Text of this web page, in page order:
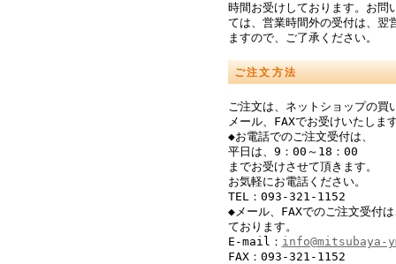
時間お受けしております。お問
ては、営業時間外の受付は、翌
ますので、ご了承ください。
ご注文方法
ご注文は、ネットショップの買
メール、FAXでお受けいたしま
◆お電話でのご注文受付は、
平日は、9：00～18：00
までお受けさせて頂きます。
お気軽にお電話ください。
TEL：093-321-1152
◆メール、FAXでのご注文受付
ております。
E-mail： info@mitsubaya-
FAX：093-321-1152